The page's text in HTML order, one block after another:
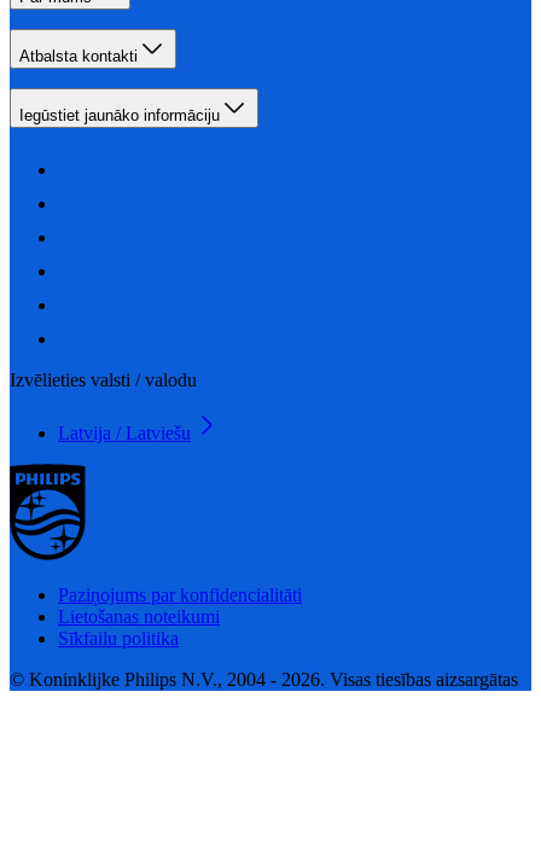
Atbalsta kontakti
Iegūstiet jaunāko informāciju
Izvēlieties valsti / valodu
Latvija / Latviešu
Paziņojums par konfidencialitāti
Lietošanas noteikumi
Sīkfailu politika
© Koninklijke Philips N.V., 2004 - 2026. Visas tiesības aizsargātas